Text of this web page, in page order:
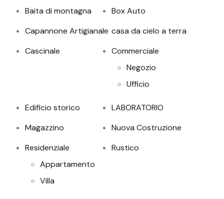
Baita di montagna
Box Auto
Capannone Artigianale casa da cielo a terra
Cascinale
Commerciale
Negozio
Ufficio
Edificio storico
LABORATORIO
Magazzino
Nuova Costruzione
Residenziale
Appartamento
Villa
Rustico